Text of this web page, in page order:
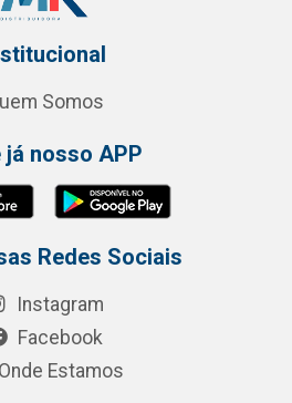
Somos
já nosso APP
Redes Sociais
Instagram
Facebook
Onde Estamos